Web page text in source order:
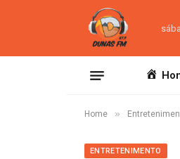
Home »
ENTRETENIMENTO